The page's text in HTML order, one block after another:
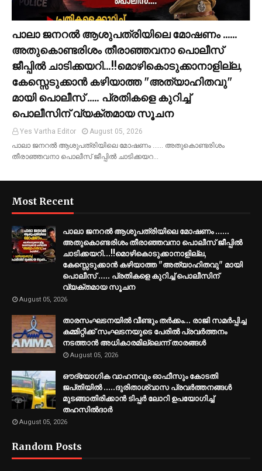
പാലാ ജനറൽ ആശുപത്രിയിലെ മോഷണം ......
അതുകൊണ്ടരിശം തീരാഞ്ഞവനാ പൊലീസ്
ജീപ്പില്‍ ചാടിക്കയറി...!!മൊഴികൊടുക്കാനാളില്ല,
കേസ്സെടുക്കാൻ കഴിയാത്ത "അത്യാഹിതവു"
മായി പൊലീസ് ..... പ്രതികളെ കുറിച്ച്
പൊലീസിന് വ്യക്തമായ സൂചന
Yes Vartha Editor
August 05, 2026
പാലാ ജനറൽ ആശുപത്രിയിലെ മോഷണം ...... അതുകൊണ്ടരിശം
തീരാഞ്ഞവനാ പൊലീസ് ജീപ്പില്‍ ചാടിക്കയറ…
Most Recent
പാലാ ജനറൽ ആശുപത്രിയിലെ മോഷണം ......
അതുകൊണ്ടരിശം തീരാഞ്ഞവനാ പൊലീസ് ജീപ്പില്‍
ചാടിക്കയറി...!!മൊഴികൊടുക്കാനാളില്ല,
കേസ്സെടുക്കാൻ കഴിയാത്ത "അത്യാഹിതവു" മായി
പൊലീസ് ..... പ്രതികളെ കുറിച്ച് പൊലീസിന്
വ്യക്തമായ സൂചന
August 05, 2026
താരസംഘടനയിൽ വീണ്ടും തർക്കം… രാജി സമര്‍പ്പിച്ച
കമ്മിറ്റിക്ക് സംഘടനയുടെ പേരില്‍ പ്രവര്‍ത്തനം
നടത്താന്‍ അധികാരമില്ലെന്ന് താരങ്ങൾ
August 05, 2026
ഔദ്യോഗിക വാഹനവും ഓഫീസും കോടതി
ജപ്‌തിയിൽ .....ദുരിതാശ്വാസ പ്രവർത്തനങ്ങൾ
മുടങ്ങാതിരിക്കാൻ ടിപ്പർ ലോറി ഉപയോഗിച്ച്
തഹസിൽദാർ
August 05, 2026
Random Posts